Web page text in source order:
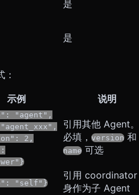
是
是
示例 说明
"agent",
2,
引用其他 Agent。
必填， version 和
name 可选
"self"}
引用 coordinator
身作为子 Agent